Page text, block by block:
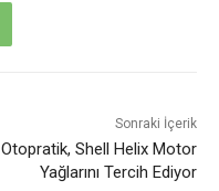
Sonraki İçerik
Otopratik, Shell Helix Motor
Yağlarını Tercih Ediyor